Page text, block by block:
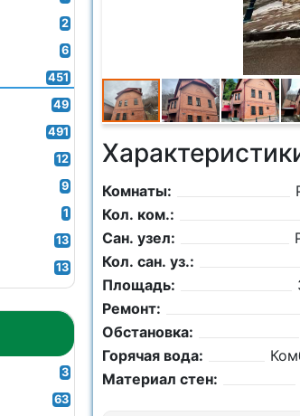
2
6
451
49
491
12
9
1
13
13
3
63
Комнаты:
Кол. ком.:
Сан. узел:
Кол. сан. уз.:
Площадь:
Ремонт:
Обстановка:
Горячая вода:
Материал стен: